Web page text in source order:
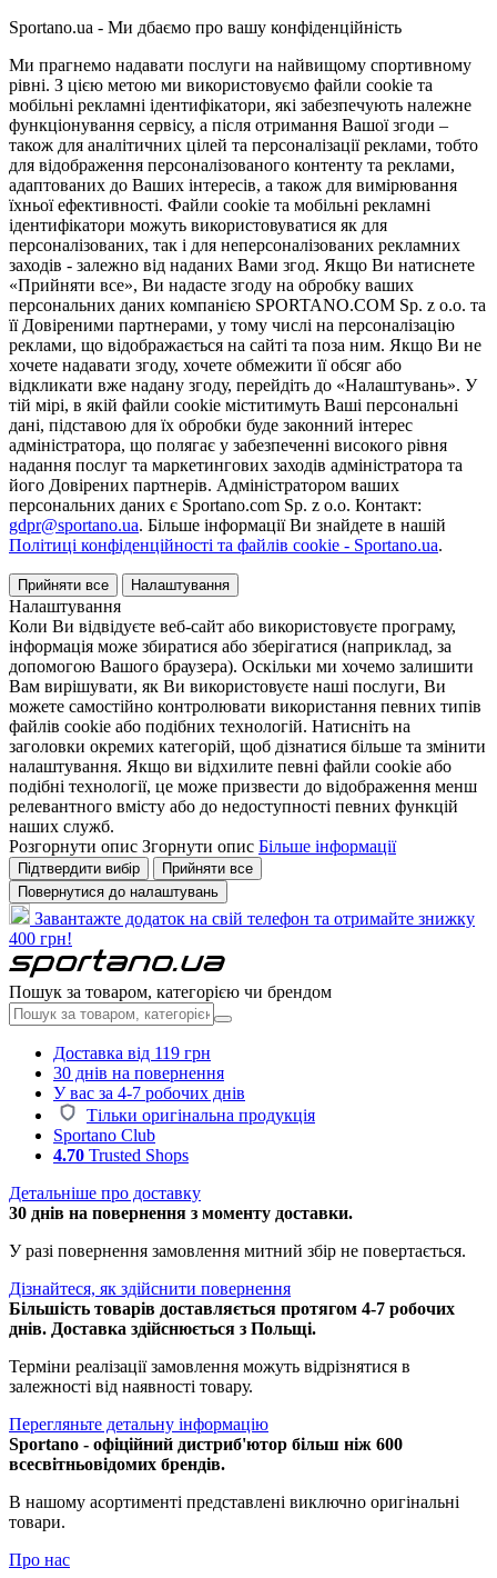
Sportano.ua - Ми дбаємо про вашу конфіденційність
Ми прагнемо надавати послуги на найвищому спортивному
рівні. З цією метою ми використовуємо файли cookie та
мобільні рекламні ідентифікатори, які забезпечують належне
функціонування сервісу, а після отримання Вашої згоди –
також для аналітичних цілей та персоналізації реклами, тобто
для відображення персоналізованого контенту та реклами,
адаптованих до Ваших інтересів, а також для вимірювання
їхньої ефективності. Файли cookie та мобільні рекламні
ідентифікатори можуть використовуватися як для
персоналізованих, так і для неперсоналізованих рекламних
заходів - залежно від наданих Вами згод. Якщо Ви натиснете
«Прийняти все», Ви надасте згоду на обробку ваших
персональних даних компанією SPORTANO.COM Sp. z o.o. та
її Довіреними партнерами, у тому числі на персоналізацію
реклами, що відображається на сайті та поза ним. Якщо Ви не
хочете надавати згоду, хочете обмежити її обсяг або
відкликати вже надану згоду, перейдіть до «Налаштувань». У
тій мірі, в якій файли cookie міститимуть Ваші персональні
дані, підставою для їх обробки буде законний інтерес
адміністратора, що полягає у забезпеченні високого рівня
надання послуг та маркетингових заходів адміністратора та
його Довірених партнерів. Адміністратором ваших
персональних даних є Sportano.com Sp. z o.o. Контакт:
gdpr@sportano.ua. Більше інформації Ви знайдете в нашій
Політиці конфіденційності та файлів cookie - Sportano.ua.
Прийняти все Налаштування
Налаштування
Коли Ви відвідуєте веб-сайт або використовуєте програму,
інформація може збиратися або зберігатися (наприклад, за
допомогою Вашого браузера). Оскільки ми хочемо залишити
Вам вирішувати, як Ви використовуєте наші послуги, Ви
можете самостійно контролювати використання певних типів
файлів cookie або подібних технологій. Натисніть на
заголовки окремих категорій, щоб дізнатися більше та змінити
налаштування. Якщо ви відхилите певні файли cookie або
подібні технології, це може призвести до відображення менш
релевантного вмісту або до недоступності певних функцій
наших служб.
Розгорнути опис Згорнути опис Більше інформації
Підтвердити вибір
Прийняти все
Повернутися до налаштувань
Завантажте додаток на свій телефон та отримайте знижку
400 грн!
Пошук за товаром, категорією чи брендом
Доставка від 119 грн
30 днів на повернення
У вас за 4-7 робочих днів
Тільки оригінальна продукція
Sportano Club
4.70 Trusted Shops
Детальніше про доставку
30 днів на повернення з моменту доставки.
У разі повернення замовлення митний збір не повертається.
Дізнайтеся, як здійснити повернення
Більшість товарів доставляється протягом 4-7 робочих
днів. Доставка здійснюється з Польщі.
Терміни реалізації замовлення можуть відрізнятися в
залежності від наявності товару.
Перегляньте детальну інформацію
Sportano - офіційний дистриб'ютор більш ніж 600
всесвітньовідомих брендів.
В нашому асортименті представлені виключно оригінальні
товари.
Про нас